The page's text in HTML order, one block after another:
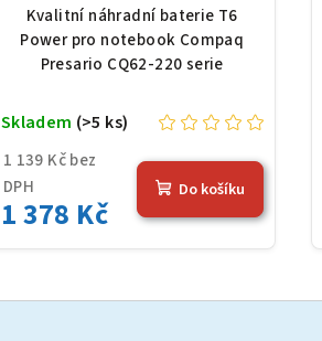
220 serie, Li-Ion, 10,8 V,
5200 mAh (56 Wh), černá
Kvalitní náhradní baterie T6
Power pro notebook Compaq
Presario CQ62-220 serie
1 139 Kč bez
DPH
1 378 Kč
Skladem (>5 ks)
Do košíku